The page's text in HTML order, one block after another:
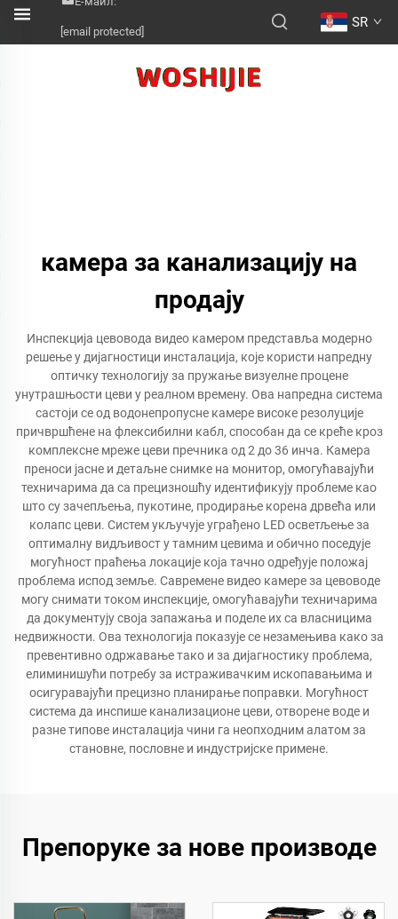
[email protected]
SR
камера за канализацију на
продају
Инспекција цевовода видео камером представља модерно
решење у дијагностици инсталација, које користи напредну
оптичку технологију за пружање визуелне процене
унутрашњости цеви у реалном времену. Ова напредна система
састоји се од водонепропусне камере високе резолуције
причвршћене на флексибилни кабл, способан да се креће кроз
комплексне мреже цеви пречника од 2 до 36 инча. Камера
преноси јасне и детаљне снимке на монитор, омогућавајући
техничарима да са прецизношћу идентификују проблеме као
што су зачепљења, пукотине, продирање корена дрвећа или
колапс цеви. Систем укључује уграђено LED осветљење за
оптималну видљивост у тамним цевима и обично поседује
могућност праћења локације која тачно одређује положај
проблема испод земље. Савремене видео камере за цевоводе
могу снимати током инспекције, омогућавајући техничарима
да документују своја запажања и поделе их са власницима
недвижности. Ова технологија показује се незамењива како за
превентивно одржавање тако и за дијагностику проблема,
елиминишући потребу за истраживачким ископавањима и
осигуравајући прецизно планирање поправки. Могућност
система да инспише канализационе цеви, отворене воде и
разне типове инсталација чини га неопходним алатом за
становне, пословне и индустријске примене.
Препоруке за нове производе